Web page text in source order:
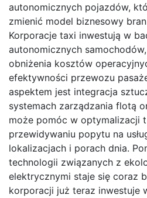
autonomicznych pojazdów,
zmienić model biznesowy
Korporacje taxi inwestują w
autonomicznych
obniżenia kosztów
efektywności przewozu
aspektem jest integracja
systemach zarządzania flotą
może pomóc w optymalizacji
przewidywaniu popytu na
lokalizacjach i porach dnia.
technologii związanych z
elektrycznymi staje się coraz
korporacji już teraz inwestuje